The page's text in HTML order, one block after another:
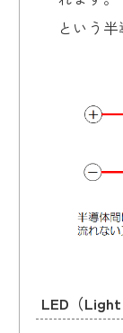
という半
LED（